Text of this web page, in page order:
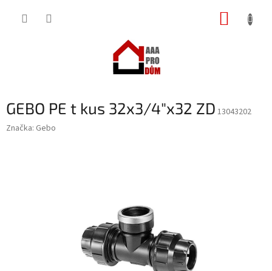
GEBO PE t kus 32x3/4"x32 ZD 13043202
Značka: Gebo